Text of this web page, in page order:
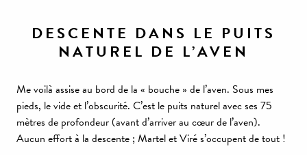
DESCENTE DANS LE PUITS
NATUREL DE L’AVEN
Me voilà assise au bord de la « bouche » de l’aven. Sous mes
pieds, le vide et l’obscurité. C’est le puits naturel avec ses 75
mètres de profondeur (avant d’arriver au cœur de l’aven).
Aucun effort à la descente ; Martel et Viré s’occupent de tout !